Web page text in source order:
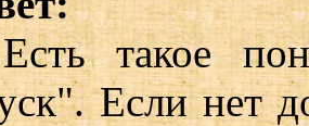
такое
Если нет